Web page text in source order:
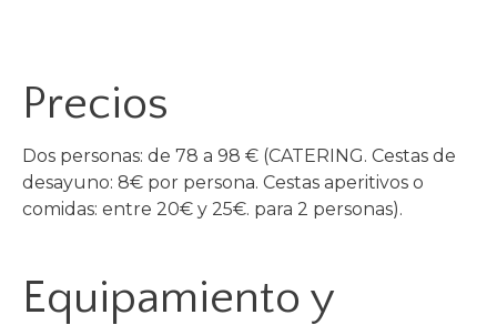
Precios
Dos personas: de 78 a 98 € (CATERING. Cestas de
desayuno: 8€ por persona. Cestas aperitivos o
comidas: entre 20€ y 25€. para 2 personas).
Equipamiento y